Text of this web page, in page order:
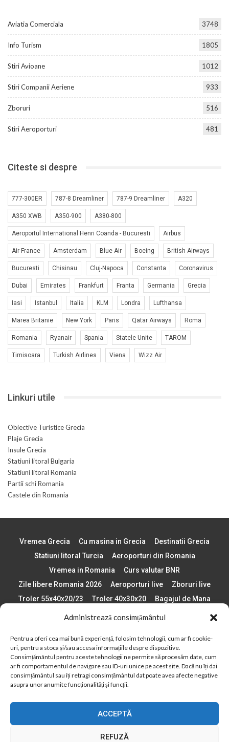
Administrează consimțământul
Pentru a oferi cea mai bună experiență, folosim tehnologii, cum ar fi cookie-
uri, pentru a stoca și/sau accesa informațiile despre dispozitive.
Consimțământul pentru aceste tehnologii ne permite să procesăm date, cum
ar fi comportamentul de navigare sau ID-uri unice pe acest site. Dacă nu îți dai
consimțământul sau îți retragi consimțământul dat poate avea afecte negative
asupra unor anumite funcționalități și funcții.
ACCEPTĂ
REFUZĂ
Aviatia Comerciala 3748
Info Turism 1805
Stiri Avioane 1012
Stiri Companii Aeriene 933
Zboruri 516
Stiri Aeroporturi 481
Citeste si despre
777-300ER 787-8 Dreamliner 787-9 Dreamliner A320
A350 XWB A350-900 A380-800
Aeroportul International Henri Coanda - Bucuresti Airbus
Air France Amsterdam Blue Air Boeing British Airways
Bucuresti Chisinau Cluj-Napoca Constanta Coronavirus
Dubai Emirates Frankfurt Franta Germania Grecia
Iasi Istanbul Italia KLM Londra Lufthansa
Marea Britanie New York Paris Qatar Airways Roma
Romania Ryanair Spania Statele Unite TAROM
Timisoara Turkish Airlines Viena Wizz Air
Linkuri utile
Obiective Turistice Grecia
Plaje Grecia
Insule Grecia
Statiuni litoral Bulgaria
Statiuni litoral Romania
Partii schi Romania
Castele din Romania
Vremea Grecia Cu masina in Grecia
Destinatii Grecia
Statiuni litoral Turcia
Aeroporturi din Romania
Vremea in Romania
Curs valutar BNR
Zile libere Romania 2026
Aeroporturi live
Zboruri live
Troler 55x40x20/23
Troler 40x30x20
Bagajul de Mana
Paste 2026
Cele mai bune telefoane
Plaje din Europa
Concerte Romania 2025
Asigurare de calatorie
Când se schimba ora în 2026
Calendar Formula 1 sezon 2026
Boarding Pass
Despre AirlinesTravel.ro
Politică cookie-uri (UE)
Cookie Policy (AU)
Politică cookie-uri (ZA)
Politică cookie-uri (Canada)
Politică cookie-uri (BR)